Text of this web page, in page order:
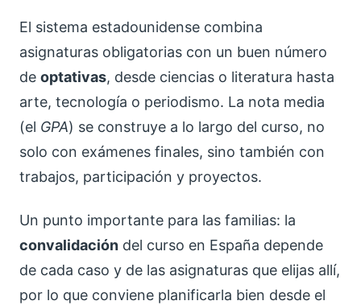
El sistema estadounidense combina
asignaturas obligatorias con un buen número
de optativas, desde ciencias o literatura hasta
arte, tecnología o periodismo. La nota media
(el GPA) se construye a lo largo del curso, no
solo con exámenes finales, sino también con
trabajos, participación y proyectos.
Un punto importante para las familias: la
convalidación del curso en España depende
de cada caso y de las asignaturas que elijas allí,
por lo que conviene planificarla bien desde el